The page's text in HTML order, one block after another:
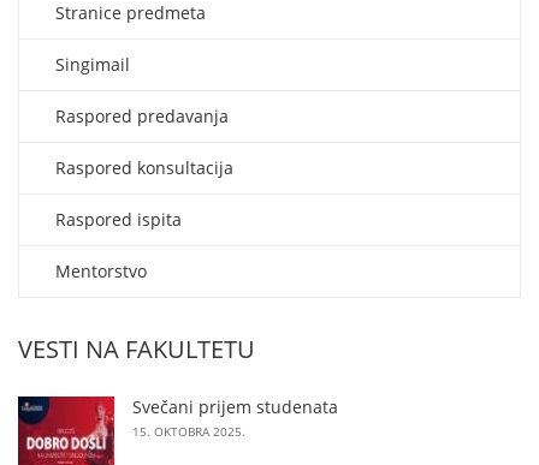
Stranice predmeta
Singimail
Raspored predavanja
Raspored konsultacija
Raspored ispita
Mentorstvo
VESTI NA FAKULTETU
Svečani prijem studenata
15. OKTOBRA 2025.